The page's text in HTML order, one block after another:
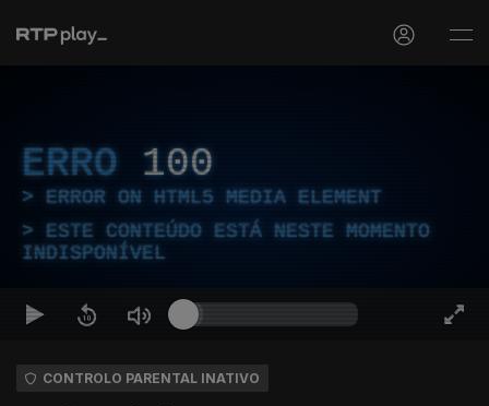
ERRO 100
ERROR ON HTML5 MEDIA ELEMENT
ESTE CONTEÚDO ESTÁ NESTE MOMENTO
INDISPONÍVEL
CONTROLO PARENTAL INATIVO